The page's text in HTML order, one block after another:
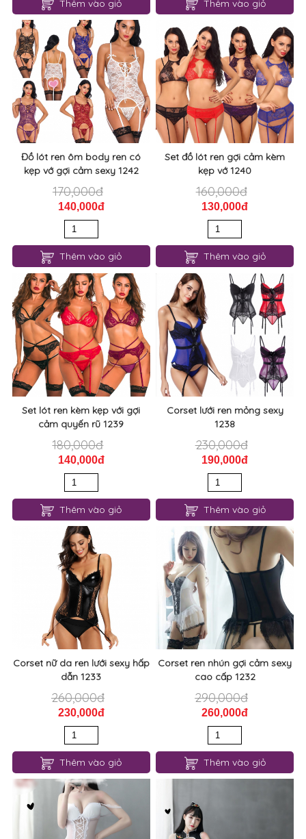
Thêm vào giỏ Thêm vào giỏ
Đồ lót ren ôm body ren có
kẹp vớ gợi cảm sexy 1242
170,000đ
140,000đ
Thêm vào giỏ
Set đồ lót ren gợi cảm kèm
kẹp vớ 1240
160,000đ
130,000đ
Thêm vào giỏ
Set lót ren kèm kẹp với gợi
cảm quyến rũ 1239
180,000đ
140,000đ
Thêm vào giỏ
Corset lưới ren mỏng sexy
1238
230,000đ
190,000đ
Thêm vào giỏ
Corset nữ da ren lưới sexy hấp
dẫn 1233
260,000đ
230,000đ
Thêm vào giỏ
Corset ren nhún gợi cảm sexy
cao cấp 1232
290,000đ
260,000đ
Thêm vào giỏ